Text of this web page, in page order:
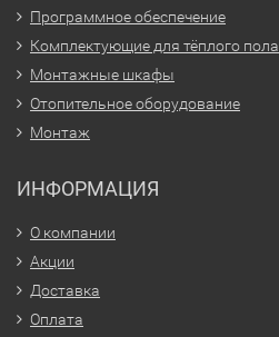
Программное обеспечение
Комплектующие для тёплого пола
Монтажные шкафы
Отопительное оборудование
Монтаж
ИНФОРМАЦИЯ
О компании
Акции
Доставка
Оплата